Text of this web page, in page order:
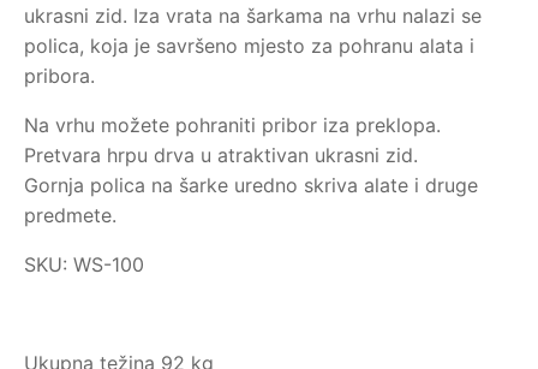
ukrasni zid. Iza vrata na šarkama na vrhu nalazi se
polica, koja je savršeno mjesto za pohranu alata i
pribora.
Na vrhu možete pohraniti pribor iza preklopa.
Pretvara hrpu drva u atraktivan ukrasni zid.
Gornja polica na šarke uredno skriva alate i druge
predmete.
SKU: WS-100
Ukupna težina 92 ​​kg